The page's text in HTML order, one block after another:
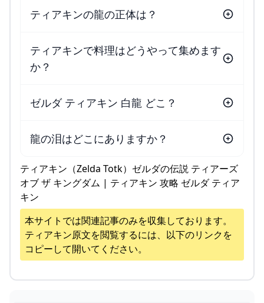
ティアキンの龍の正体は？
ティアキンで料理はどうやって集めます
か？
ゼルダ ティアキン 白龍 どこ？
龍の泪はどこにありますか？
ティアキン（Zelda Totk）ゼルダの伝説 ティアーズ
オブ ザ キングダム | ティアキン 攻略 ゼルダ ティア
キン
本サイトでは関連記事のみを収集しております。
ティアキン原文を閲覧するには、以下のリンクを
コピーして開いてください。